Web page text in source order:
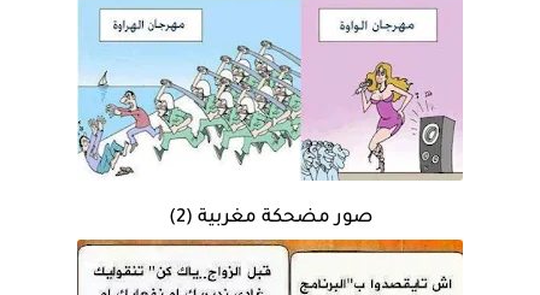
صور مضحكة مغربية (2)